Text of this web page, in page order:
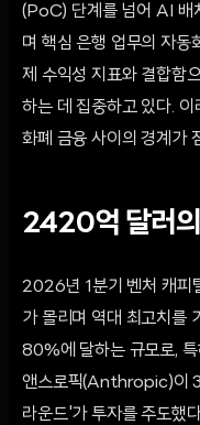
(PoC) 단계를 넘어 AI 배
며 핵심 은행 업무의 자동
제 수익성 지표와 결합함
하는 데 집중하고 있다.
화폐 금융 사이의 경계가
2420억 달러
2026년 1분기 벤처 캐피
가 몰리며 역대 최고치를
80%에 달하는 규모로,
앤스로픽(Anthropic)이
라운드'가 투자를 주도했